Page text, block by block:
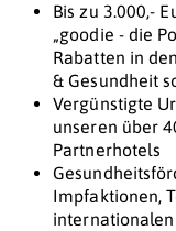
Bis zu 3.000,-
„goodie - die
Rabatten in
& Gesundheit
Vergünstigte
unseren über
Partnerhotels
Impfaktionen,